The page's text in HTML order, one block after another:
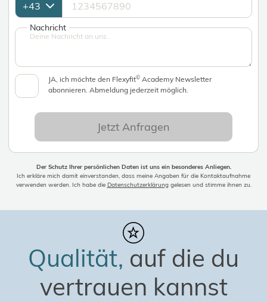
Nachricht
JA, ich möchte den Flexyfit© Academy Newsletter
abonnieren. Abmeldung jederzeit möglich.
Jetzt Anfragen
Der Schutz Ihrer persönlichen Daten ist uns ein besonderes Anliegen.
Ich erkläre mich damit einverstanden, dass meine Angaben für die Kontaktaufnahme
verwenden werden. Ich habe die Datenschutzerklärunggelesen und stimme ihnen zu.
Qualität, auf die du
vertrauen kannst